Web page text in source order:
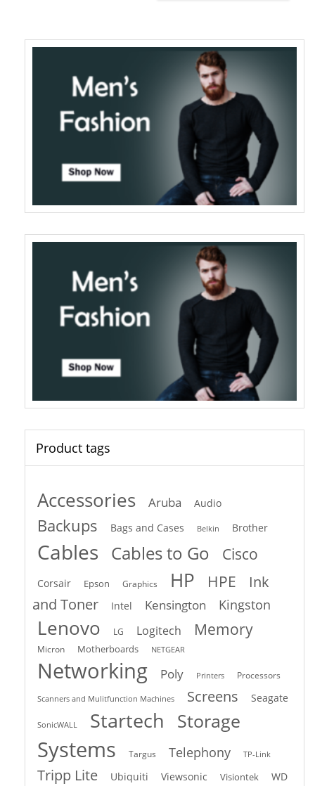
Product tags
Accessories Aruba Audio
Backups Bags and Cases Belkin Brother
Cables Cables to Go Cisco
Corsair Epson Graphics HP HPE
Ink
and Toner
Intel Kensington Kingston
Lenovo LG Logitech Memory
Micron Motherboards NETGEAR
Networking Poly Printers Processors
Scanners and Mulitfunction Machines Screens Seagate
SonicWALL Startech Storage
Systems Targus Telephony TP-Link
Tripp Lite Ubiquiti Viewsonic Visiontek WD